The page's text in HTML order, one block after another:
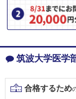
兵庫医
産業医
産業医
和歌山
和歌山
和歌山
があります。
【国際バカロ
＜科目詳細＞
第1次選考 出願時に提
す。 第2次選考 出願時
容を含めて総合的に判
スコアのほか，EE（課
筑波大学医学
合格するため